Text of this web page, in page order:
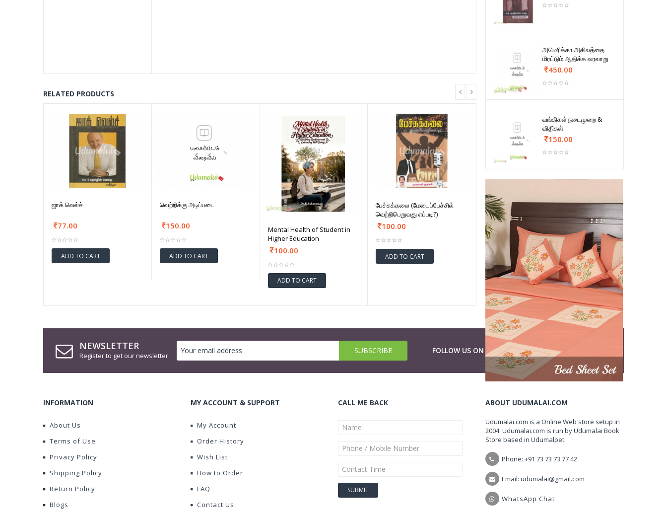
RELATED PRODUCTS
ஜாக் வெல்ச்
77.00
ADD TO CART
வெற்றிக்கு அடிப்படை
150.00
ADD TO CART
Mental Health of Student in
Higher Education
100.00
ADD TO CART
பேச்சுக்கலை (மேடைப்பேச்சில்
வெற்றிபெறுவது எப்படி?)
100.00
ADD TO CART
அமெரிக்கா அகிலத்தை
மிரட்டும் ஆதிக்க வரலாறு
450.00
வங்கிகள் நடைமுறை &
விதிகள்
150.00
NEWSLETTER
Register to get our newsletter
FOLLOW US ON
INFORMATION
About Us
Terms of Use
Privacy Policy
Shipping Policy
Return Policy
Blogs
MY ACCOUNT & SUPPORT
My Account
Order History
Wish List
How to Order
FAQ
Contact Us
CALL ME BACK ABOUT UDUMALAI.COM
Udumalai.com is a Online Web store setup in
2004. Udumalai.com is run by Udumalai Book
Store based in Udumalpet.
Phone: +91 73 73 73 77 42
Email: udumalai@gmail.com
WhatsApp Chat